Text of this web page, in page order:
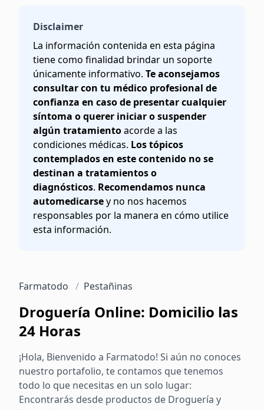
Disclaimer
La información contenida en esta página
tiene como finalidad brindar un soporte
únicamente informativo. Te aconsejamos
consultar con tu médico profesional de
confianza en caso de presentar cualquier
síntoma o querer iniciar o suspender
algún tratamientoacorde a las
condiciones médicas. Los tópicos
contemplados en este contenido no se
destinan a tratamientos o
diagnósticos. Recomendamos nunca
automedicarsey no nos hacemos
responsables por la manera en cómo utilice
esta información.
Farmatodo / Pestañinas
Droguería Online: Domicilio las
24 Horas
¡Hola, Bienvenido a Farmatodo! Si aún no conoces
nuestro portafolio, te contamos que tenemos
todo lo que necesitas en un solo lugar:
Encontrarás desde productos de Droguería y